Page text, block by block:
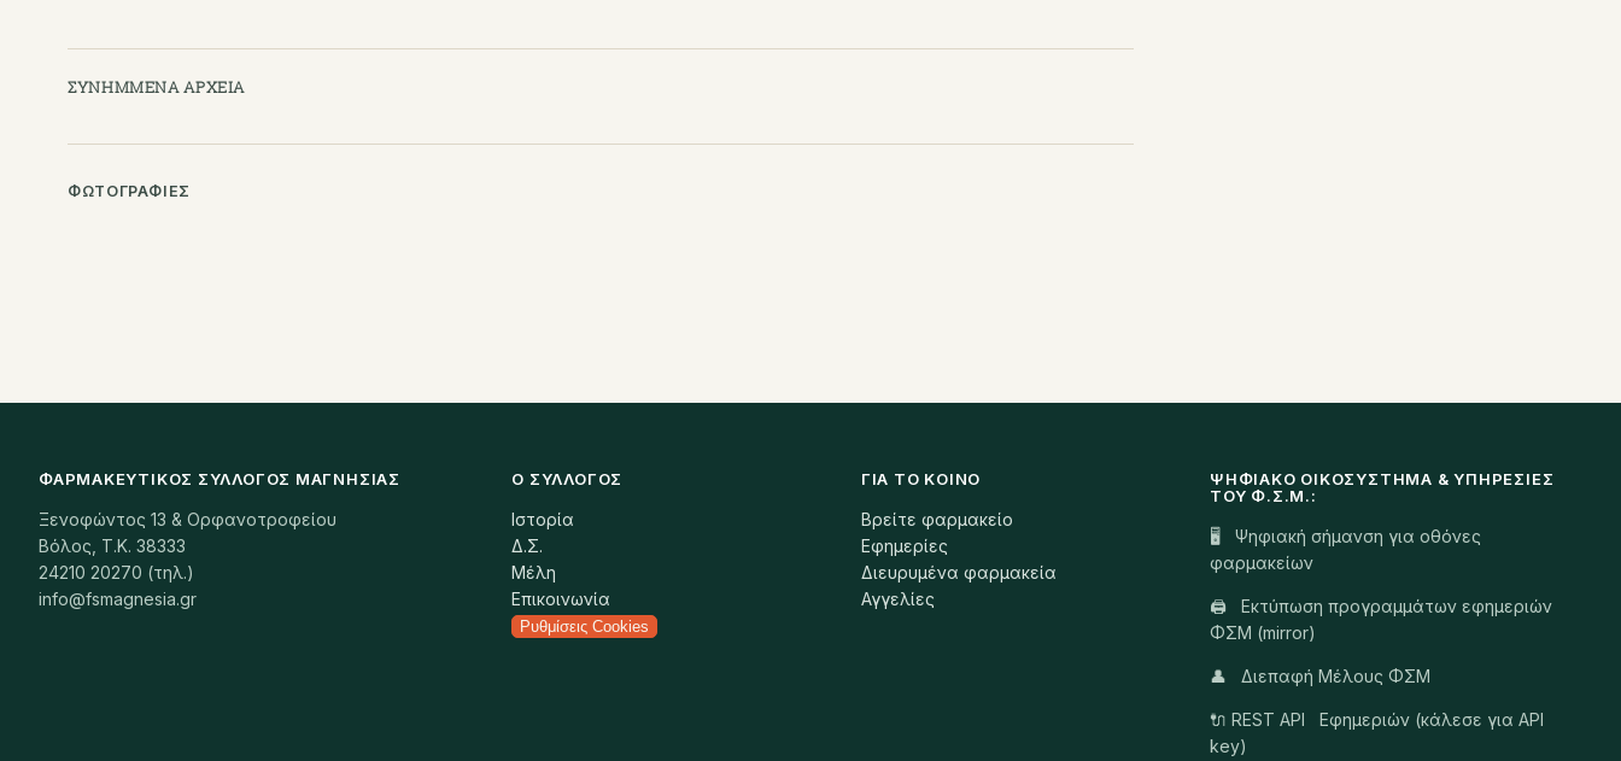
ΣΥΝΗΜΜΈΝΑ ΑΡΧΕΊΑ
ΦΩΤΟΓΡΑΦΊΕΣ
ΦΑΡΜΑΚΕΥΤΙΚΌΣ ΣΎΛΛΟΓΟΣ ΜΑΓΝΗΣΊΑΣ
Ξενοφώντος 13 & Ορφανοτροφείου
Βόλος, Τ.Κ. 38333
24210 20270 (τηλ.)
info@fsmagnesia.gr
Ο ΣΎΛΛΟΓΟΣ
Ιστορία
Δ.Σ.
Μέλη
Επικοινωνία
Ρυθμίσεις Cookies
ΓΙΑ ΤΟ ΚΟΙΝΌ
Βρείτε φαρμακείο
Εφημερίες
Διευρυμένα φαρμακεία
Αγγελίες
ΨΗΦΙΑΚΌ ΟΙΚΟΣΎΣΤΗΜΑ & ΥΠΗΡΕΣΊΕΣ
ΤΟΥ Φ.Σ.Μ.:
🖥️ Ψηφιακή σήμανση για οθόνες
φαρμακείων
🖨️ Εκτύπωση προγραμμάτων εφημεριών
ΦΣΜ (mirror)
👤 Διεπαφή Μέλους ΦΣΜ
🔌 REST API Εφημεριών (κάλεσε για API
key)